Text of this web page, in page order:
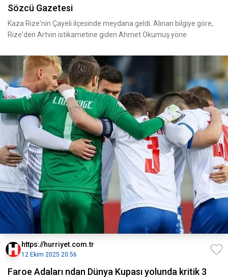
Sözcü Gazetesi
Kaza Rize'nin Çayeli ilçesinde meydana geldi. Alınan bilgiye göre,
Rize'den Artvin istikametine giden Ahmet Okumuş yöne
https://hurriyet.com.tr
12 Ekim 2025 20:56
Faroe Adaları ndan Dünya Kupası yolunda kritik 3